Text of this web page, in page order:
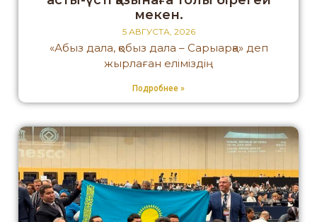
мекен.
5 АВГУСТА, 2026
«Абыз дала, қобыз дала – Сарыарқа» деп
жырлаған еліміздің
Подробнее »